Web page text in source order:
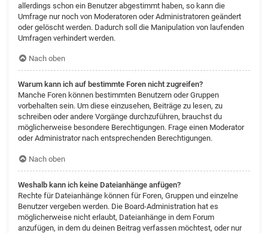
allerdings schon ein Benutzer abgestimmt haben, so kann die
Umfrage nur noch von Moderatoren oder Administratoren geändert
oder gelöscht werden. Dadurch soll die Manipulation von laufenden
Umfragen verhindert werden.
Nach oben
Warum kann ich auf bestimmte Foren nicht zugreifen?
Manche Foren können bestimmten Benutzern oder Gruppen
vorbehalten sein. Um diese einzusehen, Beiträge zu lesen, zu
schreiben oder andere Vorgänge durchzuführen, brauchst du
möglicherweise besondere Berechtigungen. Frage einen Moderator
oder Administrator nach entsprechenden Berechtigungen.
Nach oben
Weshalb kann ich keine Dateianhänge anfügen?
Rechte für Dateianhänge können für Foren, Gruppen und einzelne
Benutzer vergeben werden. Die Board-Administration hat es
möglicherweise nicht erlaubt, Dateianhänge in dem Forum
anzufügen, in dem du deinen Beitrag verfassen möchtest, oder nur